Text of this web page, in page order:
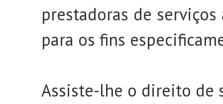
prestadoras de
para os fins
Assiste-lhe o direito de